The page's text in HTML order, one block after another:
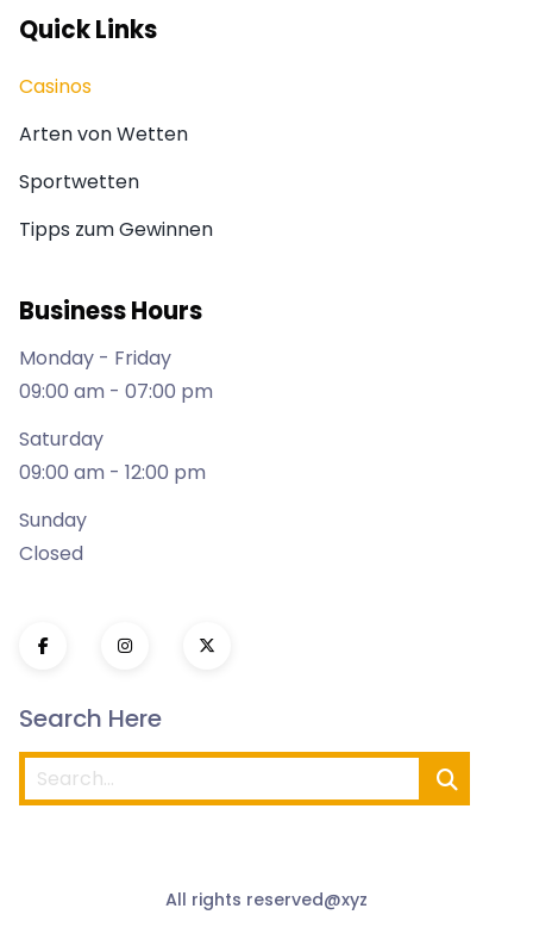
Quick Links
Casinos
Arten von Wetten
Sportwetten
Tipps zum Gewinnen
Business Hours
Monday - Friday
09:00 am - 07:00 pm
Saturday
09:00 am - 12:00 pm
Sunday
Closed
Search Here
All rights reserved@xyz